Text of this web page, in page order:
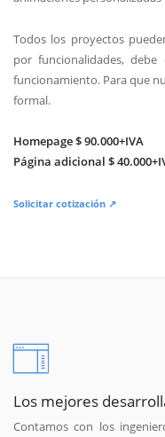
Todos los proyectos
por funcionalidades,
funcionamiento. Para que
formal.
Homepage $ 90.000+IVA
Página adicional $
Solicitar cotización ↗
Los mejores
Contamos con los